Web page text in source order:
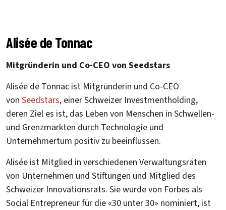
Alisée de Tonnac
Mitgründerin und Co-CEO von Seedstars
Alisée de Tonnac ist Mitgründerin und Co-CEO
von Seedstars, einer Schweizer Investmentholding,
deren Ziel es ist, das Leben von Menschen in Schwellen-
und Grenzmärkten durch Technologie und
Unternehmertum positiv zu beeinflussen.
Alisée ist Mitglied in verschiedenen Verwaltungsräten
von Unternehmen und Stiftungen und Mitglied des
Schweizer Innovationsrats. Sie wurde von Forbes als
Social Entrepreneur für die «30 unter 30» nominiert, ist